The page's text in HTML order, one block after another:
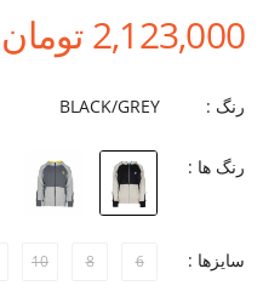
2,123,000 تومان
رنگ : BLACK/GREY
رنگ ها :
سایزها : 6
8
10